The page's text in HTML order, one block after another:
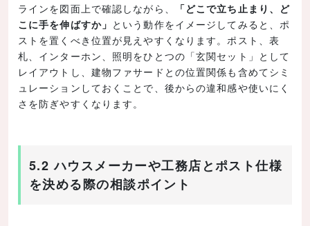
ラインを図面上で確認しながら、
「どこで立ち止まり、ど
こに手を伸ばすか」 という動作をイメージしてみると、ポ
ストを置くべき位置が見えやすくなります。ポスト、表
札、インターホン、照明をひとつの「玄関セット」として
レイアウトし、建物ファサードとの位置関係も含めてシミ
ュレーションしておくことで、後からの違和感や使いにく
さを防ぎやすくなります。
5.2 ハウスメーカーや工務店とポスト仕様
を決める際の相談ポイント